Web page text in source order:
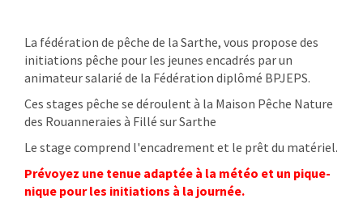
La fédération de pêche de la Sarthe, vous propose des
initiations pêche pour les jeunes encadrés par un
animateur salarié de la Fédération diplômé BPJEPS.
Ces stages pêche se déroulent à la Maison Pêche Nature
des Rouanneraies à Fillé sur Sarthe
Le stage comprend l'encadrement et le prêt du matériel.
Prévoyez une tenue adaptée à la météo et un pique-
nique pour les initiations à la journée.